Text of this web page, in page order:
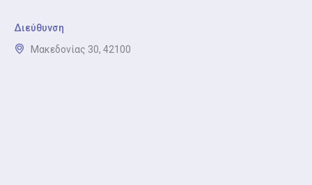
Διεύθυνση
Μακεδονίας 30, 42100
Έκδοση πιστοποιητικών για εργασία, σπουδές,
κλινική εκτίμηση.